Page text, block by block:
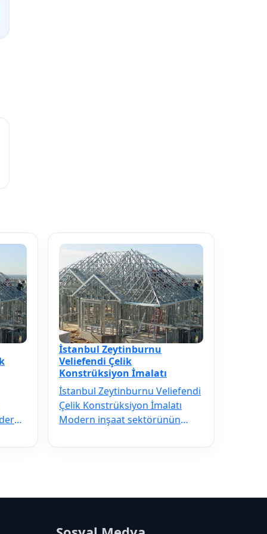
İstanbul Zeytinburnu
Veliefendi Çelik
Konstrüksiyon İmalatı
İstanbul Zeytinburnu Veliefendi
Çelik Konstrüksiyon İmalatı
Modern inşaat sektörünün
Zeytinbu…